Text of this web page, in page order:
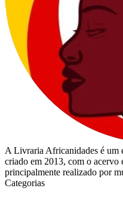
A Livraria Africanidades é um
criado em 2013, com o acervo
principalmente realizado por
Categorias